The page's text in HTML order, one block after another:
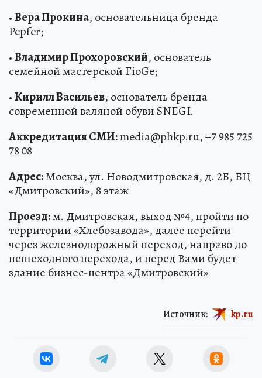
•Вера Прокина, основательница бренда
Pepfer;
•Владимир Прохоровский, основатель
семейной мастерской FioGe;
•Кирилл Васильев, основатель бренда
современной валяной обуви SNEGI.
Аккредитация СМИ:media@phkp.ru, +7 985 725
78 08
Адрес:Москва, ул. Новодмитровская, д. 2Б, БЦ
«Дмитровский», 8 этаж
Проезд:м. Дмитровская, выход №4, пройти по
территории «Хлебозавода», далее перейти
через железнодорожный переход, направо до
пешеходного перехода, и перед Вами будет
здание бизнес-центра «Дмитровский»
Источник: kp.ru